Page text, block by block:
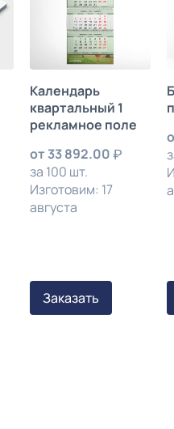
Календарь
квартальный 1
рекламное поле
от 33 892.00
за 100 шт.
Изготовим: 17
августа
Заказать